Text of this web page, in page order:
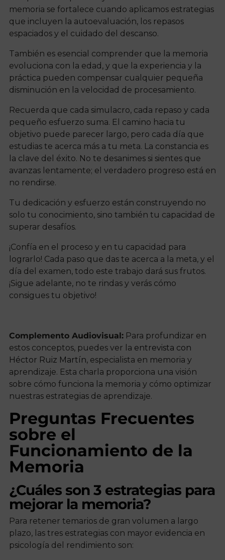
memoria se fortalece cuando aplicamos estrategias
que incluyen la autoevaluación, los repasos
espaciados y el cuidado del descanso.
También es esencial comprender que la memoria
evoluciona con la edad, y que la experiencia y la
práctica pueden compensar cualquier pequeña
disminución en la velocidad de procesamiento.
Recuerda que cada simulacro, cada repaso y cada
pequeño esfuerzo suma. El camino hacia tu
objetivo puede parecer largo, pero cada día que
estudias te acerca más a tu meta. La constancia es
la clave del éxito. No te desanimes si sientes que
avanzas lentamente; el verdadero progreso está en
no rendirse.
Tu dedicación y esfuerzo están construyendo no
solo tu conocimiento, sino también tu capacidad de
superar desafíos.
¡Confía en el proceso y en tu capacidad para
lograrlo! Cada paso que das te acerca a la meta, y el
día del examen, todo este trabajo dará sus frutos.
¡Sigue adelante, no te rindas y verás cómo
consigues tu objetivo!
Complemento Audiovisual: Para profundizar en
estos conceptos, puedes ver la entrevista con
Héctor Ruiz Martín, especialista en memoria y
aprendizaje. Esta charla proporciona una visión
sobre cómo funciona la memoria y cómo optimizar
nuestras estrategias de aprendizaje.
Preguntas Frecuentes
sobre el
Funcionamiento de la
Memoria
¿Cuáles son 3 estrategias para
mejorar la memoria?
Para retener temarios de gran volumen a largo
plazo, las tres estrategias con mayor evidencia en
psicología del rendimiento son: